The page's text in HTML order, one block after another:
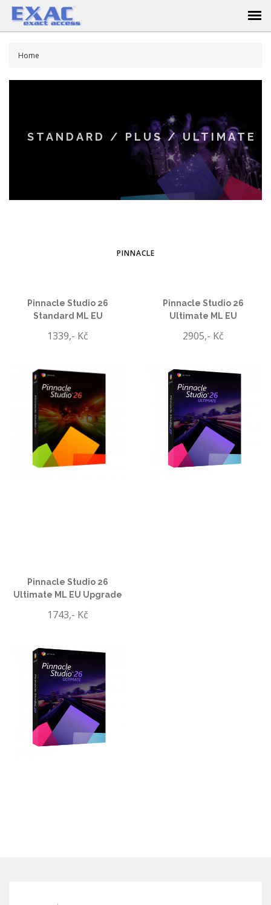
Home
STANDARD / PLUS / ULTIMATE
PINNACLE
Pinnacle Studio 26
Standard ML EU
1339,- Kč
Pinnacle Studio 26
Ultimate ML EU
2905,- Kč
Pinnacle Studio 26
Ultimate ML EU Upgrade
1743,- Kč